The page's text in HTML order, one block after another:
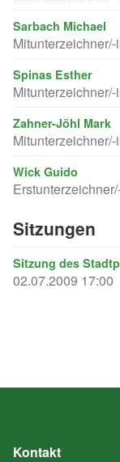
Sarbach Michael
Mitunterzeichner/-
Spinas Esther
Mitunterzeichner/-
Zahner-Jöhl Mark
Mitunterzeichner/-
Wick Guido
Sitzungen
Sitzung des
02.07.2009 17:00
Kontakt